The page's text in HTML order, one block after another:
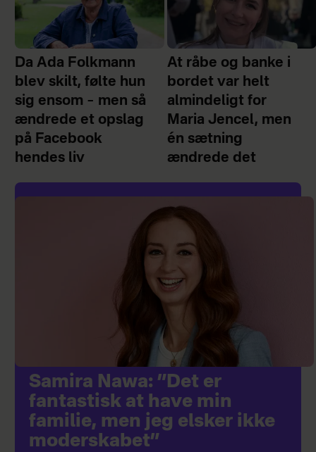
Da Ada Folkmann
blev skilt, følte hun
sig ensom – men så
ændrede et opslag
på Facebook
hendes liv
At råbe og banke i
bordet var helt
almindeligt for
Maria Jencel, men
én sætning
ændrede det
Samira Nawa: ”Det er
fantastisk at have min
familie, men jeg elsker ikke
moderskabet”